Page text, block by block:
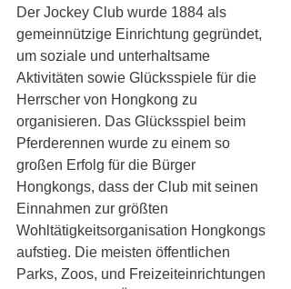
Der Jockey Club wurde 1884 als
gemeinnützige Einrichtung gegründet,
um soziale und unterhaltsame
Aktivitäten sowie Glücksspiele für die
Herrscher von Hongkong zu
organisieren. Das Glücksspiel beim
Pferderennen wurde zu einem so
großen Erfolg für die Bürger
Hongkongs, dass der Club mit seinen
Einnahmen zur größten
Wohltätigkeitsorganisation Hongkongs
aufstieg. Die meisten öffentlichen
Parks, Zoos, und Freizeiteinrichtungen